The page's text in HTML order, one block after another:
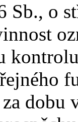
Sb., o